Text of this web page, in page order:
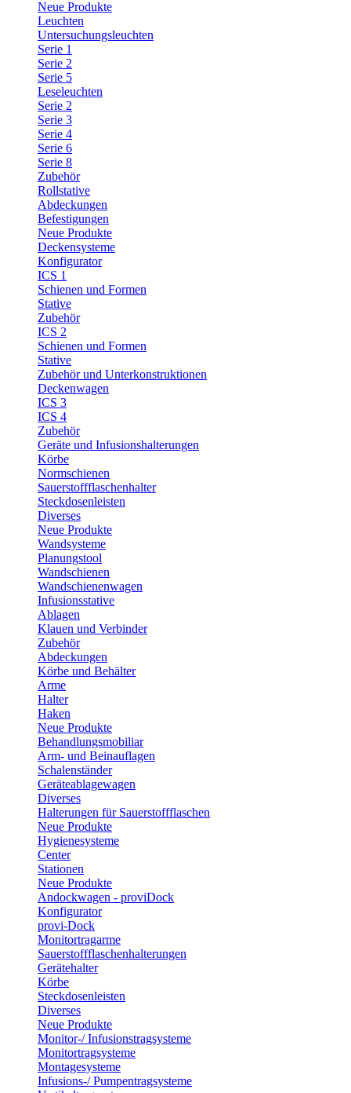
Neue Produkte
Leuchten
Untersuchungsleuchten
Serie 1
Serie 2
Serie 5
Leseleuchten
Serie 2
Serie 3
Serie 4
Serie 6
Serie 8
Zubehör
Rollstative
Abdeckungen
Befestigungen
Neue Produkte
Deckensysteme
Konfigurator
ICS 1
Schienen und Formen
Stative
Zubehör
ICS 2
Schienen und Formen
Stative
Zubehör und Unterkonstruktionen
Deckenwagen
ICS 3
ICS 4
Zubehör
Geräte und Infusionshalterungen
Körbe
Normschienen
Sauerstoffflaschenhalter
Steckdosenleisten
Diverses
Neue Produkte
Wandsysteme
Planungstool
Wandschienen
Wandschienenwagen
Infusionsstative
Ablagen
Klauen und Verbinder
Zubehör
Abdeckungen
Körbe und Behälter
Arme
Halter
Haken
Neue Produkte
Behandlungsmobiliar
Arm- und Beinauflagen
Schalenständer
Geräteablagewagen
Diverses
Halterungen für Sauerstoffflaschen
Neue Produkte
Hygienesysteme
Center
Stationen
Neue Produkte
Andockwagen - proviDock
Konfigurator
provi-Dock
Monitortragarme
Sauerstoffflaschenhalterungen
Gerätehalter
Körbe
Steckdosenleisten
Diverses
Neue Produkte
Monitor-/ Infusionstragsysteme
Monitortragsysteme
Montagesysteme
Infusions-/ Pumpentragsysteme